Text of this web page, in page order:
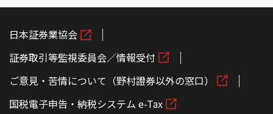
日本証券業協会
証券取引等監視委員会／情報受付
ご意見・苦情について（野村證券以外の窓口）
国税電子申告・納税システム e-Tax